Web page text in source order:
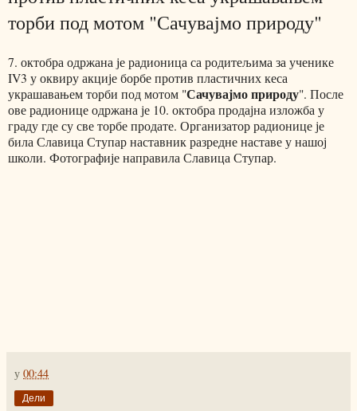
торби под мотом "Сачувајмо природу"
7. октобра одржана је радионица са родитељима за ученике
IV3 у оквиру акције борбе против пластичних кеса
украшавањем торби под мотом "Сачувајмо природу". После
ове радионице одржана је 10. октобра продајна изложба у
граду где су све торбе продате. Организатор радионице је
била Славица Ступар наставник разредне наставе у нашој
школи. Фотографије направила Славица Ступар.
у 00:44
Дели